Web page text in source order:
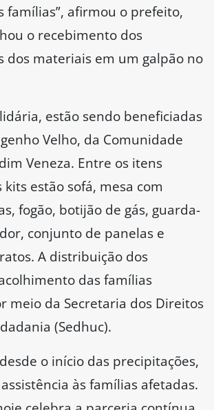
famílias”, afirmou o prefeito,
o recebimento dos
dos materiais em um galpão no
estão sendo beneficiadas
Velho, da Comunidade
Veneza. Entre os itens
estão sofá, mesa com
fogão, botijão de gás, guarda-
conjunto de panelas e
A distribuição dos
das famílias
meio da Secretaria dos Direitos
(Sedhuc).
o início das precipitações,
às famílias afetadas.